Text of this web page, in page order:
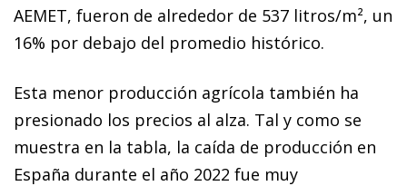
AEMET, fueron de alrededor de 537 litros/m², un
16% por debajo del promedio histórico.
Esta menor producción agrícola también ha
presionado los precios al alza. Tal y como se
muestra en la tabla, la caída de producción en
España durante el año 2022 fue muy